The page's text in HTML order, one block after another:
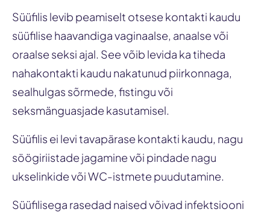
Süüfilis levib peamiselt otsese kontakti kaudu
süüfilise haavandiga vaginaalse, anaalse või
oraalse seksi ajal. See võib levida ka tiheda
nahakontakti kaudu nakatunud piirkonnaga,
sealhulgas sõrmede, fistingu või
seksmänguasjade kasutamisel.
Süüfilis ei levi tavapärase kontakti kaudu, nagu
söögiriistade jagamine või pindade nagu
ukselinkide või WC-istmete puudutamine.
Süüfilisega rasedad naised võivad infektsiooni